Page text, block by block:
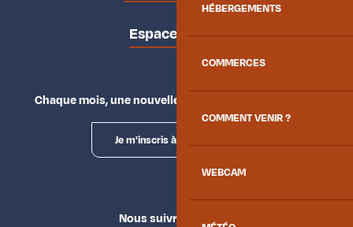
HÉBERGEMENTS
COMMERCES
COMMENT VENIR ?
WEBCAM
Espace presse
Chaque mois, une nouvelle façon d'explorer la vallée.
Je m'inscris à la newsletter
Nous suivre